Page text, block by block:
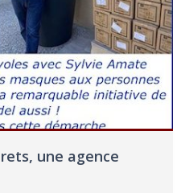
une agence